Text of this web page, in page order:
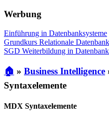
Werbung
Einführung in Datenbanksysteme
Grundkurs Relationale
SGD Weiterbildung in
🏠 » Business Intelligence
Syntaxelemente
MDX Syntaxelemente